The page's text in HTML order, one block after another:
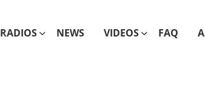
RADIOS NEWS VIDEOS FAQ